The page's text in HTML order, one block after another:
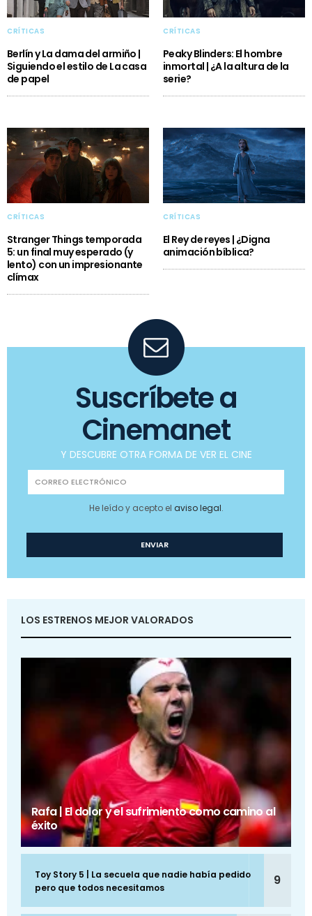
CRÍTICAS
Berlín y La dama del armiño |
Siguiendo el estilo de La casa
de papel
CRÍTICAS
Peaky Blinders: El hombre
inmortal | ¿A la altura de la
serie?
CRÍTICAS
Stranger Things temporada
5: un final muy esperado (y
lento) con un impresionante
clímax
CRÍTICAS
El Rey de reyes | ¿Digna
animación bíblica?
Suscríbete a
Cinemanet
Y DESCUBRE OTRA FORMA DE VER EL CINE
He leído y acepto el aviso legal.
LOS ESTRENOS MEJOR VALORADOS
Rafa | El dolor y el sufrimiento como camino al
éxito
Toy Story 5 | La secuela que nadie había pedido
pero que todos necesitamos
9